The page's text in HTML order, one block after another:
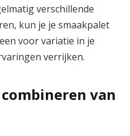
verschillende
kun je je smaakpalet
voor variatie in je
verrijken.
van